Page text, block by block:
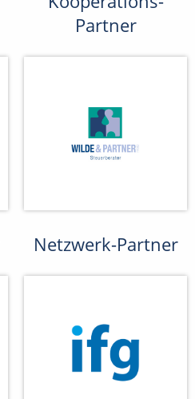
Partner
Netzwerk-Partner